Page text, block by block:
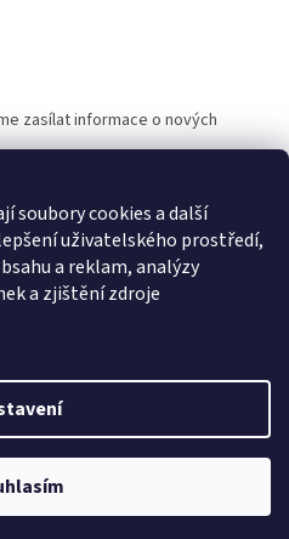
soubory cookies a další
uživatelského prostředí,
a reklam, analýzy
a zjištění zdroje
zasílat informace o nových
ochrany osobních údajů
Shoptet
domů. Všechna práva vyhrazena.